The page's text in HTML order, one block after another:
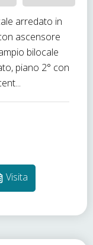
arredato in
ascensore
bilocale
piano 2° con
Visita